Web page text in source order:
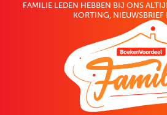
FAMILIE LEDEN HEBBEN BIJ ONS
KORTING, NIEUWSBRIEF